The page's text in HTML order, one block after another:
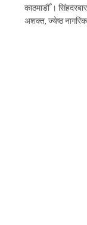
काठमाडौँ ।
अशक्त, ज्येष्ठ